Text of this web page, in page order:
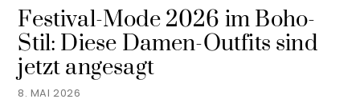
8. MAI 2026
Festival-Mode 2026 im Boho-
Stil: Diese Damen-Outfits sind
jetzt angesagt